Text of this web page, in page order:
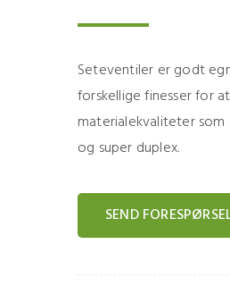
Seteventiler er godt
forskellige finesser for
materialekvaliteter som
og super duplex.
SEND